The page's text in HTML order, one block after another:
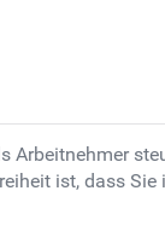
Arbeitnehmer
ist, dass